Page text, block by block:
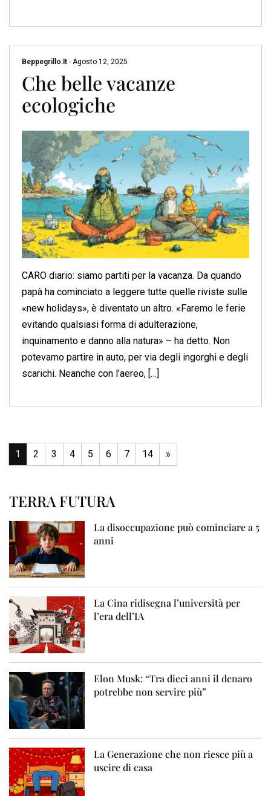
Beppegrillo.it - Agosto 12, 2025
Che belle vacanze
ecologiche
CARO diario: siamo partiti per la vacanza. Da quando
papà ha cominciato a leggere tutte quelle riviste sulle
«new holidays», è diventato un altro. «Faremo le ferie
evitando qualsiasi forma di adulterazione,
inquinamento e danno alla natura» – ha detto. Non
potevamo partire in auto, per via degli ingorghi e degli
scarichi. Neanche con l’aereo, […]
1 2 3 4 5 6 7 14 »
TERRA FUTURA
La disoccupazione può cominciare a 5
anni
La Cina ridisegna l’università per
l’era dell’IA
Elon Musk: “Tra dieci anni il denaro
potrebbe non servire più”
La Generazione che non riesce più a
uscire di casa